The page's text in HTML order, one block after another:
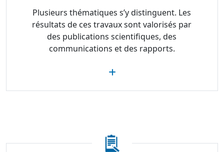
Plusieurs thématiques s’y distinguent. Les
résultats de ces travaux sont valorisés par
des publications scientifiques, des
communications et des rapports.